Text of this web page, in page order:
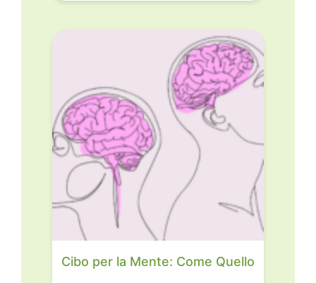
Cibo per la Mente: Come Quello